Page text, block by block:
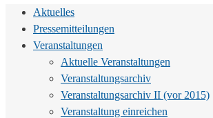
Aktuelles
Pressemitteilungen
Veranstaltungen
Aktuelle Veranstaltungen
Veranstaltungsarchiv
Veranstaltungsarchiv II (vor 2015)
Veranstaltung einreichen